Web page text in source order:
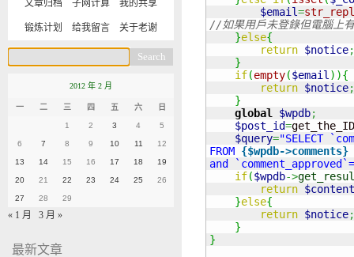
$email=
//如果用戶未登錄但電腦上
}else{
return $notice;
}
if(empty($email ) ){
return $notice;
}
global
$wpdb;
$post_id=get_the_ID
$query="SELECT
FROM {$wpdb->comments}
and
if($wpdb->
return $content
}else{
return $notice;
}
}
文章归档 子网计算 我的共享
锻炼计划 给我留言 关于老谢
2012 年 2 月
一 二 三 四 五 六 日
1 2 3 4 5
6 7 8 9 10 11 12
13 14 15 16 17 18 19
20 21 22 23 24 25 26
27 28 29
« 1 月 3 月 »
最新文章